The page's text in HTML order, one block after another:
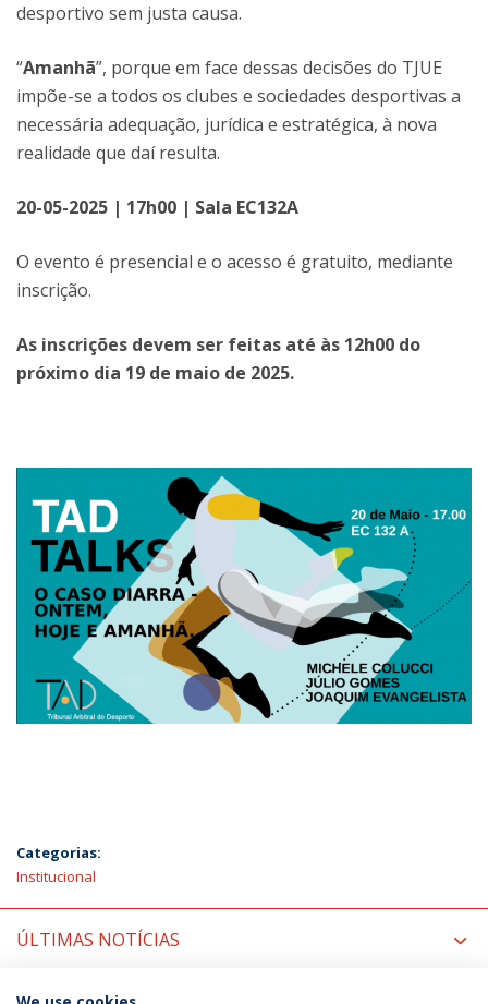
desportivo sem justa causa.
“Amanhã”, porque em face dessas decisões do TJUE
impõe-se a todos os clubes e sociedades desportivas a
necessária adequação, jurídica e estratégica, à nova
realidade que daí resulta.
20-05-2025 | 17h00 | Sala EC132A
O evento é presencial e o acesso é gratuito, mediante
inscrição.
As inscrições devem ser feitas até às 12h00 do
próximo dia 19 de maio de 2025.
Categorias:
Institucional
ÚLTIMAS NOTÍCIAS